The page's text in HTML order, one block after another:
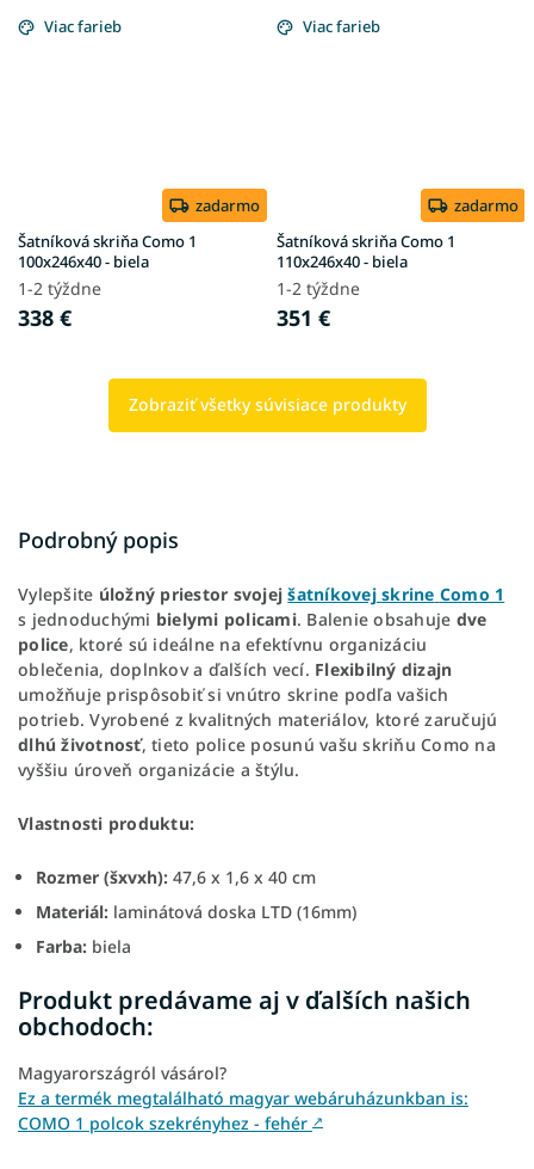
Viac farieb
zadarmo
Šatníková skriňa Como 1
100x246x40 - biela
1-2 týždne
338 €
Viac farieb
zadarmo
Šatníková skriňa Como 1
110x246x40 - biela
1-2 týždne
351 €
Zobraziť všetky súvisiace produkty
Podrobný popis
Vylepšite úložný priestor svojejšatníkovej skrine Como 1
s jednoduchými bielymi policami. Balenie obsahuje dve
police, ktoré sú ideálne na efektívnu organizáciu
oblečenia, doplnkov a ďalších vecí. Flexibilný dizajn
umožňuje prispôsobiť si vnútro skrine podľa vašich
potrieb. Vyrobené z kvalitných materiálov, ktoré zaručujú
dlhú životnosť, tieto police posunú vašu skriňu Como na
vyššiu úroveň organizácie a štýlu.
Vlastnosti produktu:
Rozmer (šxvxh): 47,6 x 1,6 x 40 cm
Materiál: laminátová doska LTD (16mm)
Farba: biela
Produkt predávame aj v ďalších našich
obchodoch:
Magyarországról vásárol?
Ez a termék megtalálható magyar webáruházunkban is:
COMO 1 polcok szekrényhez - fehér ↗